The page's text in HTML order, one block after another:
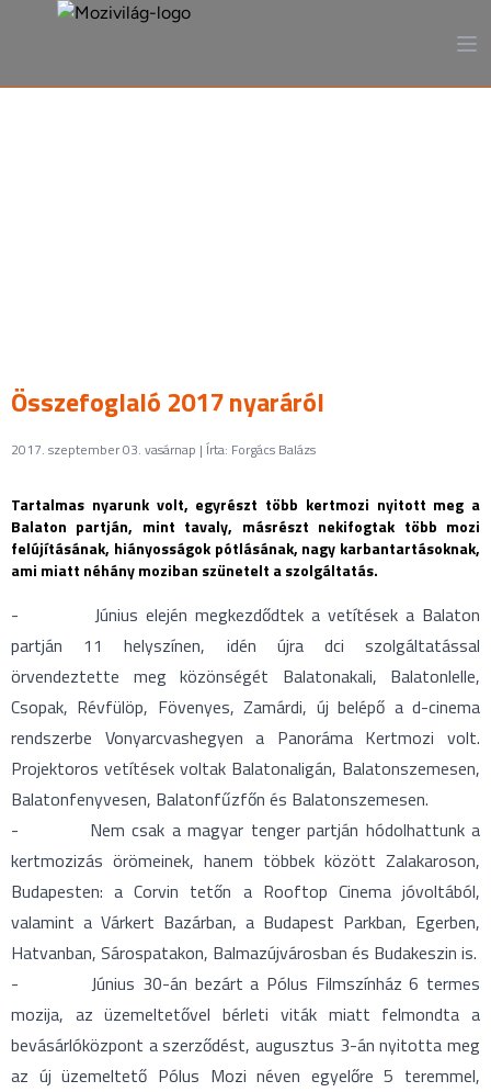
Összefoglaló 2017 nyaráról
2017. szeptember 03. vasárnap | Írta: Forgács Balázs
Tartalmas nyarunk volt, egyrészt több kertmozi nyitott meg a
Balaton partján, mint tavaly, másrészt nekifogtak több mozi
felújításának, hiányosságok pótlásának, nagy karbantartásoknak,
ami miatt néhány moziban szünetelt a szolgáltatás.
- Június elején megkezdődtek a vetítések a Balaton
partján 11 helyszínen, idén újra dci szolgáltatással
örvendeztette meg közönségét Balatonakali, Balatonlelle,
Csopak, Révfülöp, Fövenyes, Zamárdi, új belépő a d-cinema
rendszerbe Vonyarcvashegyen a Panoráma Kertmozi volt.
Projektoros vetítések voltak Balatonaligán, Balatonszemesen,
Balatonfenyvesen, Balatonfűzfőn és Balatonszemesen.
- Nem csak a magyar tenger partján hódolhattunk a
kertmozizás örömeinek, hanem többek között Zalakaroson,
Budapesten: a Corvin tetőn a Rooftop Cinema jóvoltából,
valamint a Várkert Bazárban, a Budapest Parkban, Egerben,
Hatvanban, Sárospatakon, Balmazújvárosban és Budakeszin is.
- Június 30-án bezárt a Pólus Filmszínház 6 termes
mozija, az üzemeltetővel bérleti viták miatt felmondta a
bevásárlóközpont a szerződést, augusztus 3-án nyitotta meg
az új üzemeltető Pólus Mozi néven egyelőre 5 teremmel,